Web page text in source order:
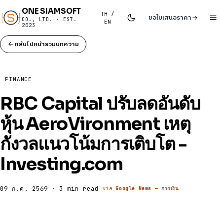
ONE SIAMSOFT
CO., LTD. · EST.
2023
TH /
EN
ขอใบเสนอราคา
กลับไปหน้ารวมบทความ
FINANCE
RBC Capital ปรับลดอันดับ
หุ้น AeroVironment เหตุ
กังวลแนวโน้มการเติบโต -
Investing.com
09 ก.ค. 2569 · 3 min read viaGoogle News — การเงิน